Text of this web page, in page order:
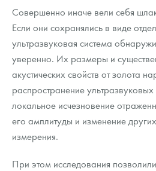
Совершенно иначе вели себя
Если они сохранялись в виде
ультразвуковая система
уверенно. Их размеры и
акустических свойств от золота
распространение
локальное исчезновение
его амплитуды и изменение
измерения.
При этом исследования